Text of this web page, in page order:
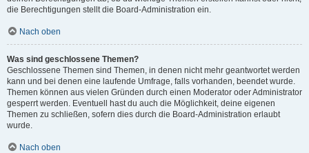
die Berechtigungen stellt die Board-Administration ein.
Nach oben
Was sind geschlossene Themen?
Geschlossene Themen sind Themen, in denen nicht mehr geantwortet werden
kann und bei denen eine laufende Umfrage, falls vorhanden, beendet wurde.
Themen können aus vielen Gründen durch einen Moderator oder Administrator
gesperrt werden. Eventuell hast du auch die Möglichkeit, deine eigenen
Themen zu schließen, sofern dies durch die Board-Administration erlaubt
wurde.
Nach oben